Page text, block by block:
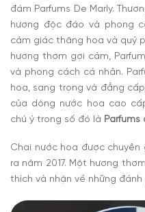
đám Parfums De Marly.
hương độc đáo và phong
cảm giác thăng hoa và quý
hương thơm gợi cảm,
và phong cách cá nhân.
hoa, sang trọng và đẳng
của dòng nước hoa cao
chú ý trong số đó là Parfums
Chai nước hoa được
ra năm 2017. Một hương
thích và nhận về những